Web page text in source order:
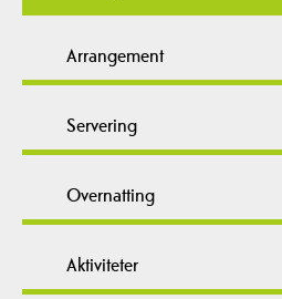
Arrangement
Servering
Overnatting
Aktiviteter